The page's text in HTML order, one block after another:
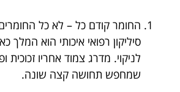
החומר קודם כל – לא כל החומרים
סיליקון רפואי איכותי הוא המלך
לניקוי. מדרג צמוד אחריו זכוכית
שמחפש תחושה קצה שונה.